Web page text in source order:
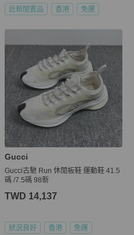
近新閒置品 香港 免運
Gucci
Gucci古馳 Run 休閒板鞋 運動鞋 41.5
碼 /7.5碼 98新
TWD 14,137
狀況良好 香港 免運